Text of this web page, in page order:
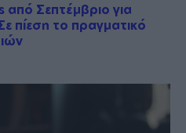
από Σεπτέμβριο για
πίεση το πραγματικό